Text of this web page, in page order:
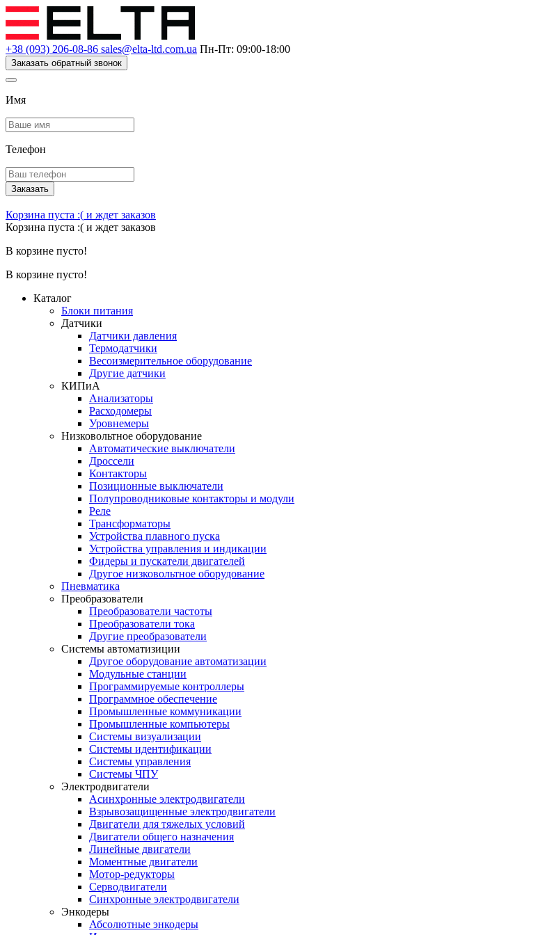
+38 (093) 206-08-86 sales@elta-ltd.com.ua Пн-Пт: 09:00-18:00
Заказать обратный звонок
Имя
Телефон
Заказать
Корзина пуста :( и ждет заказов
Корзина пуста :( и ждет заказов
В корзине пусто!
В корзине пусто!
Каталог
Блоки питания
Датчики
Датчики давления
Термодатчики
Весоизмерительное оборудование
Другие датчики
КИПиА
Анализаторы
Расходомеры
Уровнемеры
Низковольтное оборудование
Автоматические выключатели
Дроссели
Контакторы
Позиционные выключатели
Полупроводниковые контакторы и модули
Реле
Трансформаторы
Устройства плавного пуска
Устройства управления и индикации
Фидеры и пускатели двигателей
Другое низковольтное оборудование
Пневматика
Преобразователи
Преобразователи частоты
Преобразователи тока
Другие преобразователи
Системы автоматизиции
Другое оборудование автоматизации
Модульные станции
Программируемые контроллеры
Программное обеспечение
Промышленные коммуникации
Промышленные компьютеры
Системы визуализации
Системы идентификации
Системы управления
Системы ЧПУ
Электродвигатели
Асинхронные электродвигатели
Взрывозащищенные электродвигатели
Двигатели для тяжелых условий
Двигатели общего назначения
Линейные двигатели
Моментные двигатели
Мотор-редукторы
Серводвигатели
Синхронные электродвигатели
Энкодеры
Абсолютные энкодеры